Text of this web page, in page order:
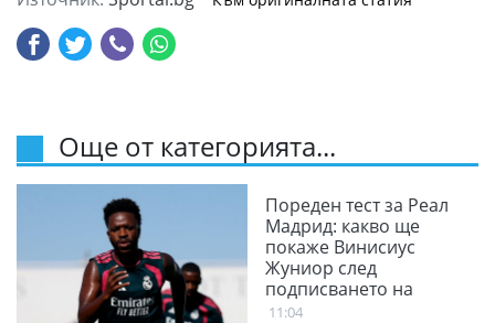
Още от категорията...
Пореден тест за Реал
Мадрид: какво ще
покаже Винисиус
Жуниор след
подписването на
новия договор
11:04